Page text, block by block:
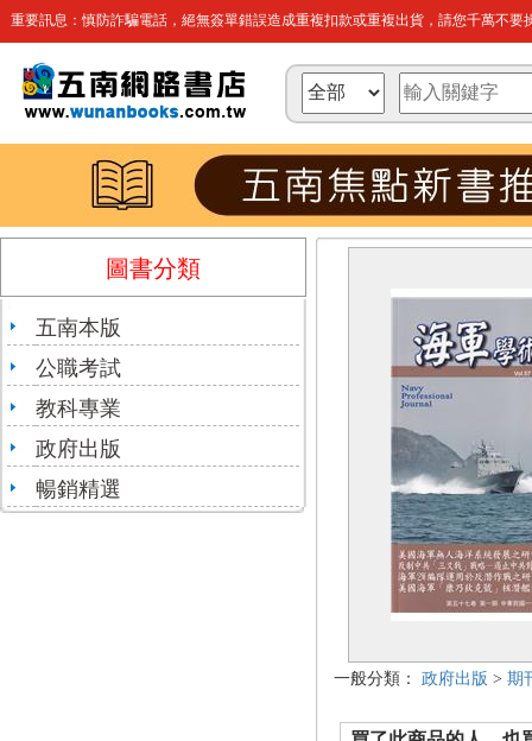
重要訊息：慎防詐騙電話，絕無簽單錯誤造成重複扣款或重複出貨，請您千萬不要
圖書分類
五南本版
公職考試
教科專業
政府出版
暢銷精選
一般分類： 政府出版 > 期